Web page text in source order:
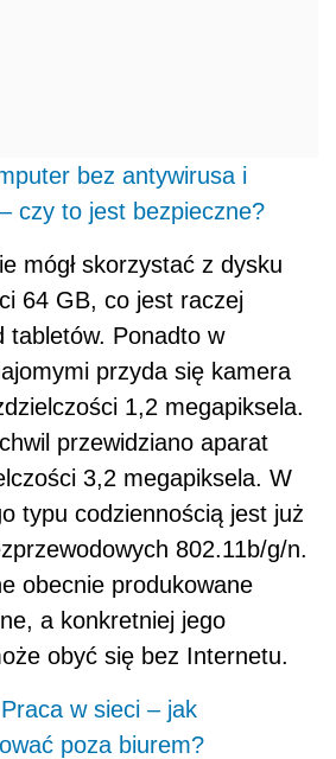
bez antywirusa i
czy to jest bezpieczne?
mógł skorzystać z dysku
64 GB, co jest raczej
tabletów. Ponadto w
przyda się kamera
1,2 megapiksela.
przewidziano aparat
3,2 megapiksela. W
typu codziennością jest już
802.11b/g/n.
obecnie produkowane
a konkretniej jego
obyć się bez Internetu.
Praca w sieci – jak
poza biurem?